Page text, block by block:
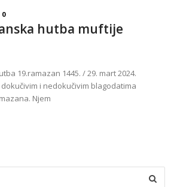
0
hutba muftije
19.ramazan 1445. / 29. mart 2024.
i nedokučivim blagodatima
Njem